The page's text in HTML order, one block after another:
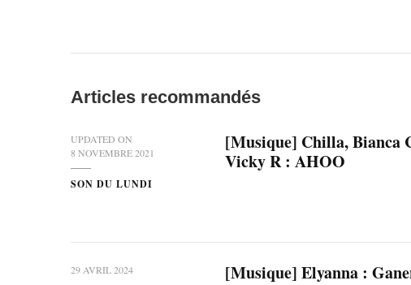
Articles recommandés
UPDATED ON
8 NOVEMBRE 2021
SON DU LUNDI
[Musique] Chilla, Bianca
Vicky R : AHOO
29 AVRIL 2024 [Musique] Elyanna :